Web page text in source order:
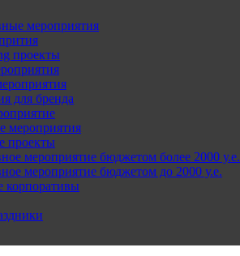
мероприятия
проекты
для бренда
мероприятия
проекты
мероприятие бюджетом более 2000 у.е.
мероприятие бюджетом до 2000 у.е.
корпоративы